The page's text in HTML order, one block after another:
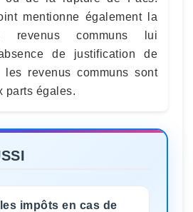
mentionne également la
revenus communs lui
de justification de
les revenus communs sont
parts égales.
impôts en cas de